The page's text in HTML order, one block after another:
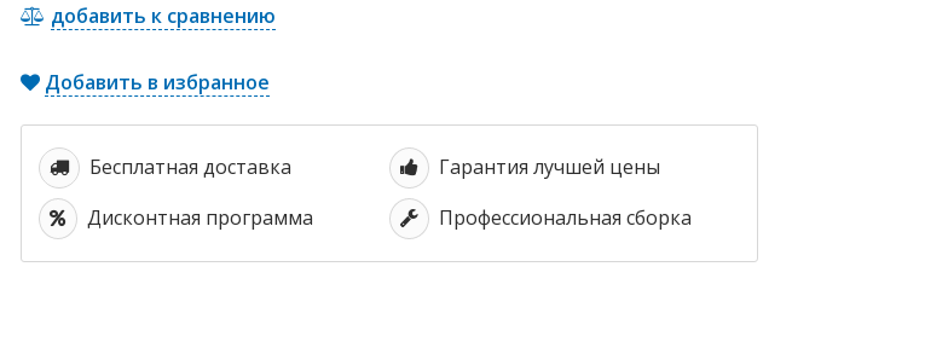
добавить к сравнению
Добавить в избранное
Бесплатная доставка
Гарантия лучшей цены
Дисконтная программа
Профессиональная сборка